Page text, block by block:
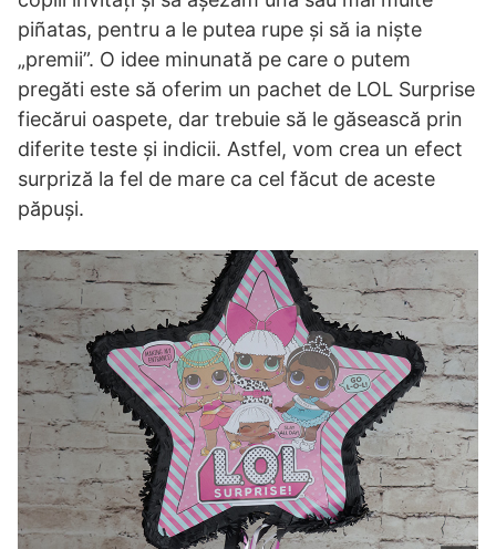
piñatas, pentru a le putea rupe și să ia niște
„premii”. O idee minunată pe care o putem
pregăti este să oferim un pachet de LOL Surprise
fiecărui oaspete, dar trebuie să le găsească prin
diferite teste și indicii. Astfel, vom crea un efect
surpriză la fel de mare ca cel făcut de aceste
păpuși.